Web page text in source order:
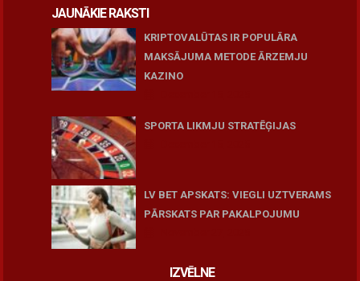
JAUNĀKIE RAKSTI
KRIPTOVALŪTAS IR POPULĀRA
MAKSĀJUMA METODE ĀRZEMJU
KAZINO
SPORTA LIKMJU STRATĒĢIJAS
LV BET APSKATS: VIEGLI UZTVERAMS
PĀRSKATS PAR PAKALPOJUMU
IZVĒLNE